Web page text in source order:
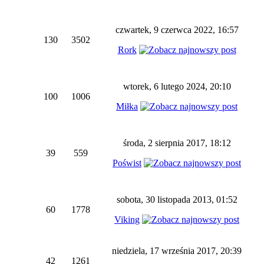
130 3502
czwartek, 9 czerwca 2022, 16:57
Rork
100 1006
wtorek, 6 lutego 2024, 20:10
Miłka
39 559
środa, 2 sierpnia 2017, 18:12
Poświst
60 1778
sobota, 30 listopada 2013, 01:52
Viking
42 1261
niedziela, 17 września 2017, 20:39